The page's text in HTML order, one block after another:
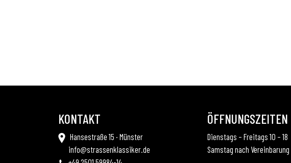
KONTAKT
Hansestraße 15 · Münster
info@strassenklassiker.de
ÖFFNUNGSZEITEN
Dienstags – Freitags 10 – 18
Samstag nach Vereinbarung